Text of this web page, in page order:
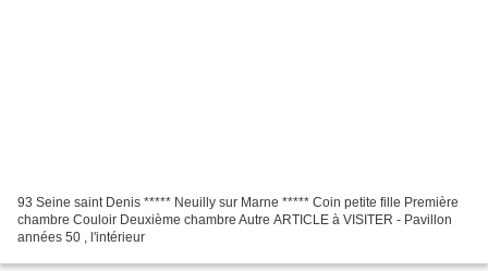
93 Seine saint Denis ***** Neuilly sur Marne ***** Coin petite fille Première
chambre Couloir Deuxième chambre Autre ARTICLE à VISITER - Pavillon
années 50 , l'intérieur